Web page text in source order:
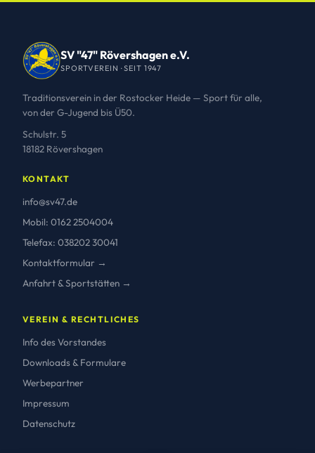
SV "47" Rövershagen e.V.
SPORTVEREIN · SEIT 1947
Traditionsverein in der Rostocker Heide — Sport für alle,
von der G-Jugend bis Ü50.
Schulstr. 5
18182 Rövershagen
KONTAKT
info@sv47.de
Mobil: 0162 2504004
Telefax: 038202 30041
Kontaktformular →
Anfahrt & Sportstätten →
VEREIN & RECHTLICHES
Info des Vorstandes
Downloads & Formulare
Werbepartner
Impressum
Datenschutz